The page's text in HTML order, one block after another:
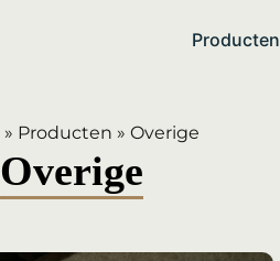
Producten
» Producten » Overige
Overige